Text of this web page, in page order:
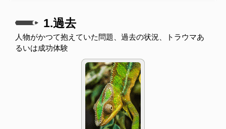
1.過去
人物がかつて抱えていた問題、過去の状況、トラウマあ
るいは成功体験